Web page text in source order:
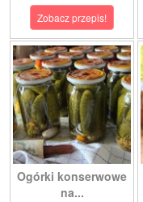
Zobacz przepis!
Ogórki konserwowe
na...